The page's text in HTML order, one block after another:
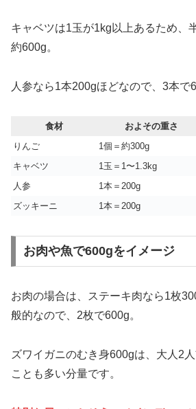
キャベツは1玉が1kg以上あるため、
約600g。
人参なら1本200gほどなので、3本で
食材 およその重さ
りんご
1個＝約300g
キャベツ
1玉＝1〜1.3kg
人参
1本＝200g
ズッキーニ
1本＝200g
お肉や魚で600gをイメージ
お肉の場合は、ステーキ肉なら1枚
般的なので、2枚で600g。
ズワイガニのむき身600gは、大人2
ことも多い分量です。